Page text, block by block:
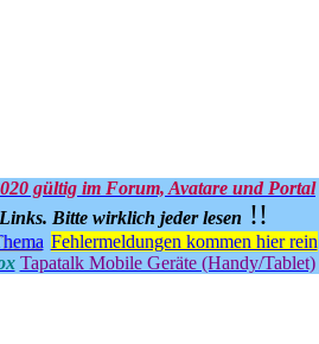
gültig im Forum, Avatare und Portal
Bitte wirklich jeder lesen !!
Fehlermeldungen kommen hier rein
Tapatalk Mobile Geräte (Handy/Tablet)